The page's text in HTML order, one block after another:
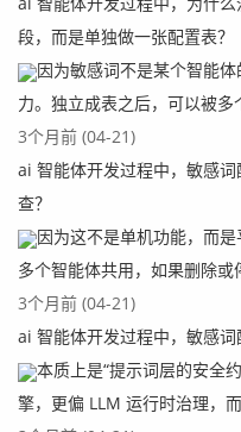
段，而是单独做一张配置表？
因为敏感词不是某个智能
力。独立成表之后，可以被
3个月前 (04-21)
ai 智能体开发过程中，敏感
查？
因为这不是单机功能，而
多个智能体共用，如果删除
3个月前 (04-21)
ai 智能体开发过程中，敏感词
本质上是“提示词层的安全
擎，更偏 LLM 运行时治理，